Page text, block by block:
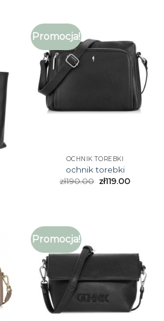
Promocja!
OCHNIK TOREBKI
ochnik torebki
zł190.00 zł119.00
Promocja!